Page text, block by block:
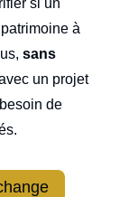
à
sans
un projet
de